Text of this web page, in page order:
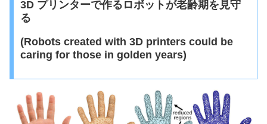
3D プリンターで作るロボットが老齢期を見守
る
(Robots created with 3D printers could be
caring for those in golden years)